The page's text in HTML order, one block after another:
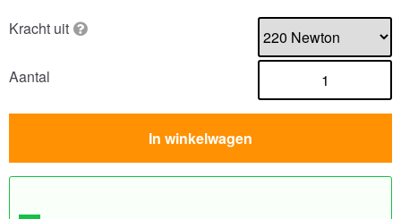
Kracht uit
Aantal
In winkelwagen